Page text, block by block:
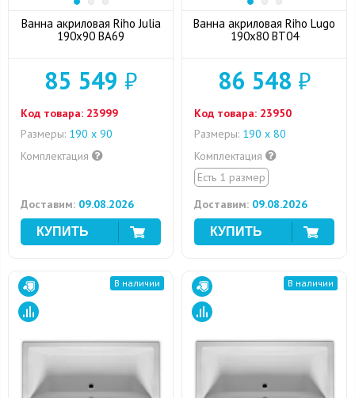
Ванна акриловая Riho Julia
190x90 BA69
85 549 ₽
Код товара: 23999
Размеры: 190 х 90
Комплектация
Доставим: 09.08.2026
Ванна акриловая Riho Lugo
190x80 BT04
86 548 ₽
Код товара: 23950
Размеры: 190 x 80
Комплектация
Есть 1 размер
Доставим: 09.08.2026
В наличии В наличии